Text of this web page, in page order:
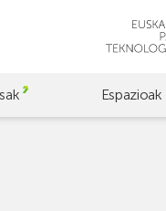
Espazioak